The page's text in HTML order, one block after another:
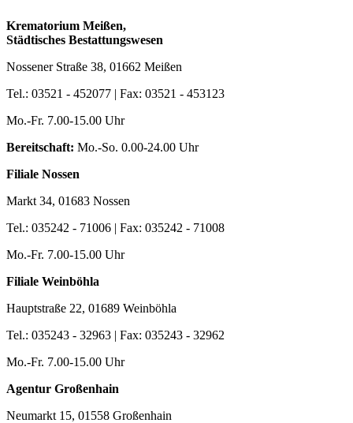
Krematorium Meißen,
Städtisches Bestattungswesen
Nossener Straße 38, 01662 Meißen
Tel.: 03521 - 452077 | Fax: 03521 - 453123
Mo.-Fr. 7.00-15.00 Uhr
Bereitschaft: Mo.-So. 0.00-24.00 Uhr
Filiale Nossen
Markt 34, 01683 Nossen
Tel.: 035242 - 71006 | Fax: 035242 - 71008
Mo.-Fr. 7.00-15.00 Uhr
Filiale Weinböhla
Hauptstraße 22, 01689 Weinböhla
Tel.: 035243 - 32963 | Fax: 035243 - 32962
Mo.-Fr. 7.00-15.00 Uhr
Agentur Großenhain
Neumarkt 15, 01558 Großenhain